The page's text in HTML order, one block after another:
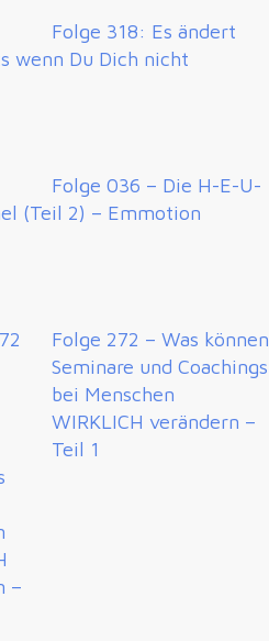
Folge 318: Es ändert
wenn Du Dich nicht
Folge 036 – Die H-E-U-
(Teil 2) – Emmotion
Folge 272 – Was können
Seminare und Coachings
bei Menschen
WIRKLICH verändern –
Teil 1